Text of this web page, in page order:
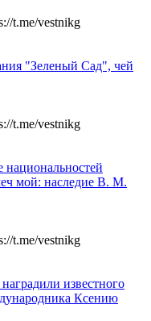
t.me/vestnikg
"Зеленый Сад", чей
t.me/vestnikg
мой: наследие В. М.
t.me/vestnikg
известного
Ксению